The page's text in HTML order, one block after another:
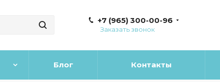
+7 (965) 300-00-96
Заказать звонок
Блог Контакты